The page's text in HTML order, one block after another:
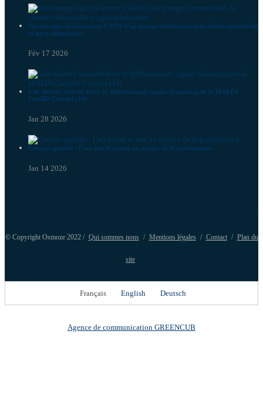
Des fresques qui incarnent l’ADN d’un groupe international de chimie industrielle
et agro-alimentaire
Fév 17 2026
Une identité visuelle forte et différenciante signée Osmoze pour la MAEPA
Camille Claudel (44)
Jan 28 2026
Centres sportifs : l’art mural se met au service de la performance
Jan 14 2026
© Copyright Osmoze 2022 / Qui sommes nous / Mentions légales / Contact / Plan du
site
Français English Deutsch
Agence de communication GREENCUB